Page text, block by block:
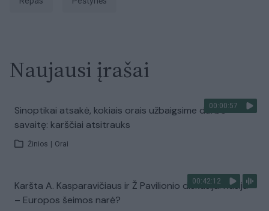
Naujausi įrašai
00:00:57
Sinoptikai atsakė, kokiais orais užbaigsime darbo
savaitę: karščiai atsitrauks
Žinios Orai
00:42:12
Karšta A. Kasparavičiaus ir Ž Pavilionio diskusija: Rusija
– Europos šeimos narė?